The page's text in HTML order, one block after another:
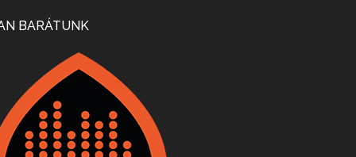
Apr 24, 2026 • 00:38:10
Villány, kékfrankos, Jackfall
Apr 17, 2026 • 00:35:38
BARÁTUNK